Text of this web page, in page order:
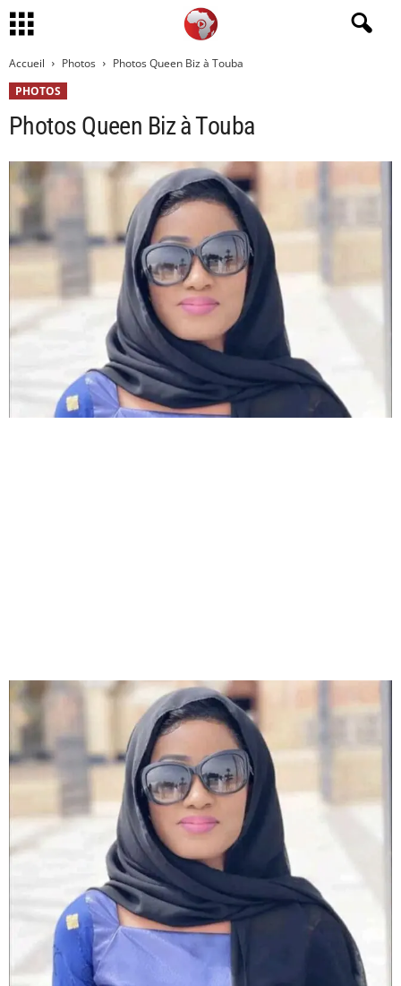
Accueil Photos
Photos Queen Biz à Touba
PHOTOS
Photos Queen Biz à Touba